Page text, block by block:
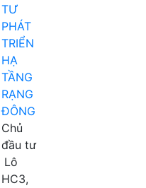
TƯ
PHÁT
TRIỂN
HẠ
TẦNG
RẠNG
ĐÔNG
Chủ
đầu tư
Lô
HC3,